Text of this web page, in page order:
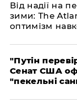
​Від надії на
зими: The
оптимізм
​"Путін
Сенат США
"пекельні